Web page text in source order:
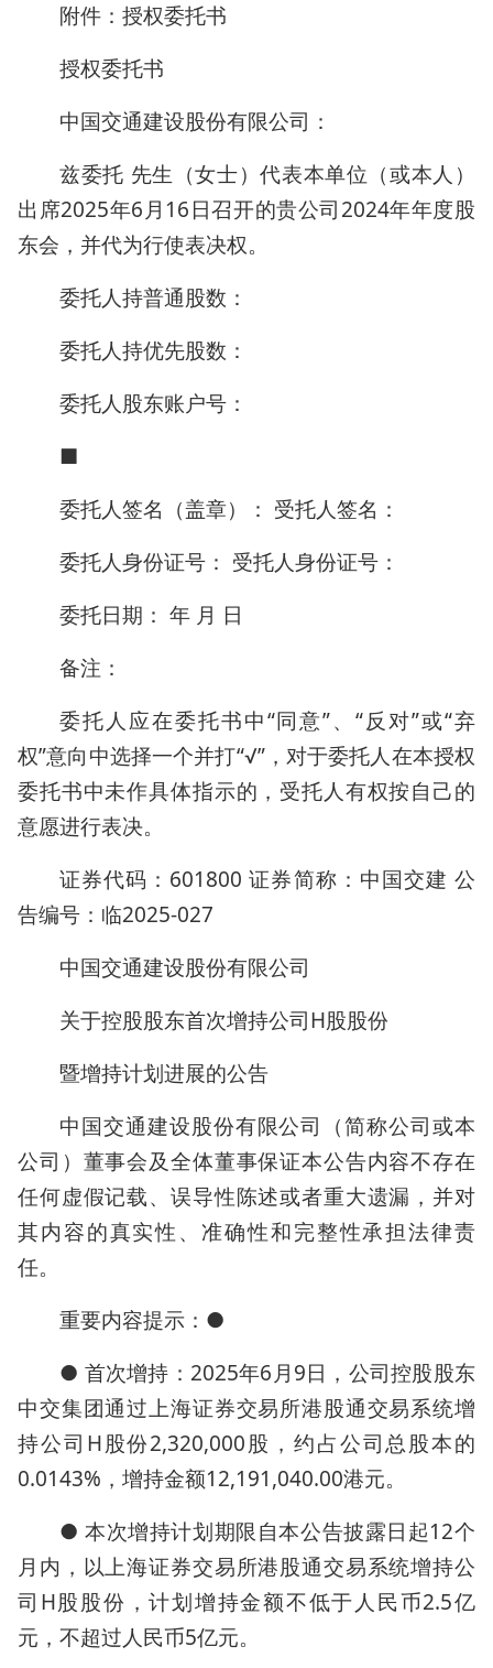
附件：授权委托书
授权委托书
中国交通建设股份有限公司：
兹委托 先生（女士）代表本单位（或本人）
出席2025年6月16日召开的贵公司2024年年度股
东会，并代为行使表决权。
委托人持普通股数：
委托人持优先股数：
委托人股东账户号：
■
委托人签名（盖章）： 受托人签名：
委托人身份证号： 受托人身份证号：
委托日期： 年 月 日
备注：
委托人应在委托书中“同意”、“反对”或“弃
权”意向中选择一个并打“√”，对于委托人在本授权
委托书中未作具体指示的，受托人有权按自己的
意愿进行表决。
证券代码：601800 证券简称：中国交建 公
告编号：临2025-027
中国交通建设股份有限公司
关于控股股东首次增持公司H股股份
暨增持计划进展的公告
中国交通建设股份有限公司（简称公司或本
公司）董事会及全体董事保证本公告内容不存在
任何虚假记载、误导性陈述或者重大遗漏，并对
其内容的真实性、准确性和完整性承担法律责
任。
重要内容提示：●
● 首次增持：2025年6月9日，公司控股股东
中交集团通过上海证券交易所港股通交易系统增
持公司H股份2,320,000股，约占公司总股本的
0.0143%，增持金额12,191,040.00港元。
● 本次增持计划期限自本公告披露日起12个
月内，以上海证券交易所港股通交易系统增持公
司H股股份，计划增持金额不低于人民币2.5亿
元，不超过人民币5亿元。